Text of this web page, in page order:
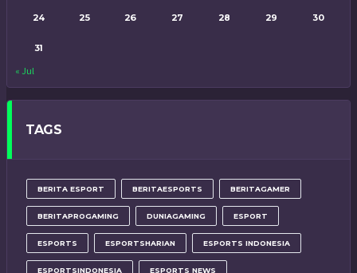
24 25 26 27 28 29 30
31
« Jul
TAGS
BERITA ESPORT BERITAESPORTS BERITAGAMER
BERITAPROGAMING DUNIAGAMING ESPORT
ESPORTS ESPORTSHARIAN ESPORTS INDONESIA
ESPORTSINDONESIA ESPORTS NEWS